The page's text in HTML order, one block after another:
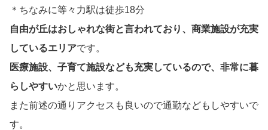
＊ちなみに等々力駅は徒歩18分
自由が丘はおしゃれな街と言われており、商業施設が充実
しているエリアです。
医療施設、子育て施設なども充実しているので、非常に暮
らしやすいかと思います。
また前述の通りアクセスも良いので通勤などもしやすいで
す。